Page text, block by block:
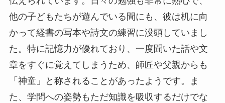
他の子どもたちが遊んでいる間にも、彼は机に向
かって経書の写本や詩文の練習に没頭していまし
た。特に記憶力が優れており、一度聞いた話や文
章をすぐに覚えてしまうため、師匠や父親からも
「神童」と称されることがあったようです。ま
た、学問への姿勢もただ知識を吸収するだけでな